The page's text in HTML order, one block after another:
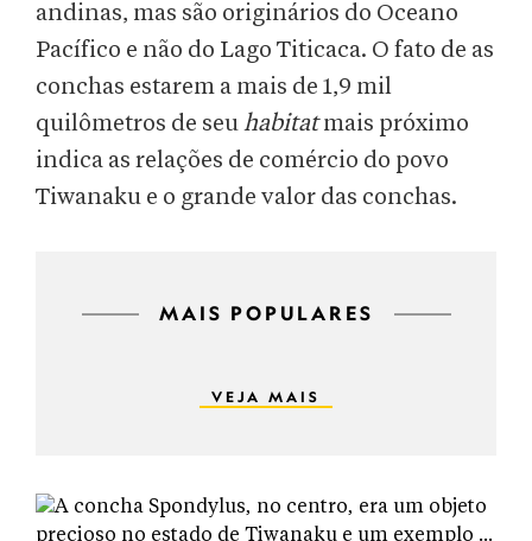
andinas, mas são originários do Oceano
Pacífico e não do Lago Titicaca. O fato de as
conchas estarem a mais de 1,9 mil
quilômetros de seuhabitatmais próximo
indica as relações de comércio do povo
Tiwanaku e o grande valor das conchas.
MAIS POPULARES
VEJA MAIS